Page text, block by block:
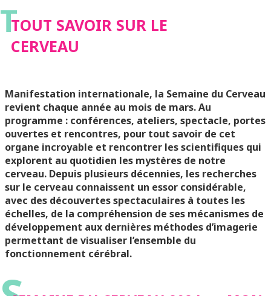
TTOUT SAVOIR SUR LE
CERVEAU
Manifestation internationale, la Semaine du Cerveau
revient chaque année au mois de mars. Au
programme : conférences, ateliers, spectacle, portes
ouvertes et rencontres, pour tout savoir de cet
organe incroyable et rencontrer les scientifiques qui
explorent au quotidien les mystères de notre
cerveau. Depuis plusieurs décennies, les recherches
sur le cerveau connaissent un essor considérable,
avec des découvertes spectaculaires à toutes les
échelles, de la compréhension de ses mécanismes de
développement aux dernières méthodes d’imagerie
permettant de visualiser l’ensemble du
fonctionnement cérébral.